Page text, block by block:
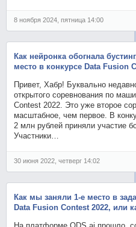
8 ноября 2024, пятница 14:00
Как нейронка обогнала
место в конкурсе Data Fusion
Привет, Хабр! Буквально
открытого соревнования по
Contest 2022. Это уже второе
масштабное, чем первое. В
2 млн рублей приняли участие
Участники…
30 июня 2022, четверг 14:02
Как мы заняли 1-е место в
Data Fusion Contest 2022, или